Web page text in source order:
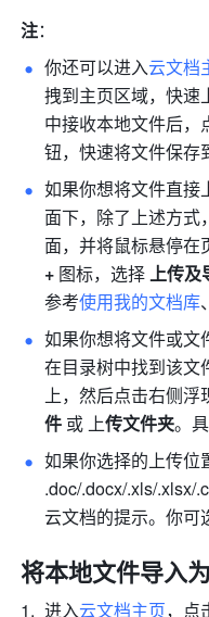
注：
你还可以进入云文档
拽到主页区域，快速
中接收本地文件后
钮，快速将文件保存
如果你想将文件直接
面下，除了上述方式
+ 图标，选择 上传及
参考使用我的文档库
如果你想将文件或文
在目录树中找到该文
上，然后点击右侧浮
件 或 上传文件夹。
如果你选择的上传位
.doc/.docx/.xls/.xlsx/
云文档的提示。你可
将本地文件导入
进入云文档主页，点